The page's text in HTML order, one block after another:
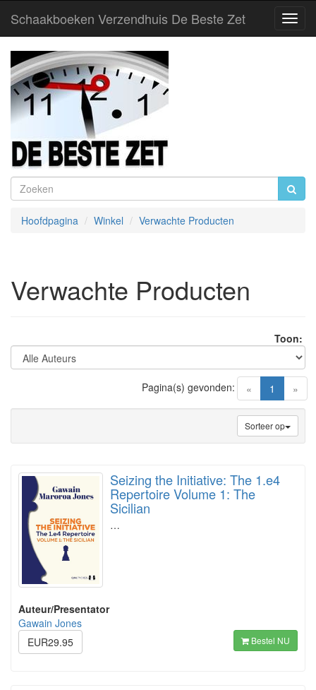
Schaakboeken Verzendhuis De Beste Zet
Hoofdpagina Winkel Verwachte Producten
Verwachte Producten
Toon:
« 1 (current)
»
Pagina(s) gevonden:
Sorteer op
Seizing the Initiative: The 1.e4
Repertoire Volume 1: The
Sicilian
…
Auteur/Presentator
Gawain Jones
EUR29.95
Bestel NU